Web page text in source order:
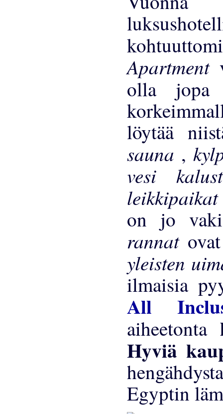
Apartment
olla jopa
löytää
sauna ,
vesi
on jo
rannat
yleisten
ilmaisia
All
aiheetonta
Hyviä
Egyptin